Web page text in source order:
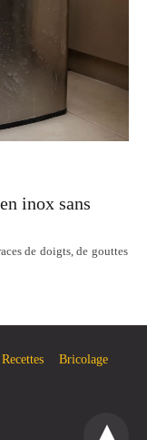
inox sans
de doigts, de gouttes
Bricolage